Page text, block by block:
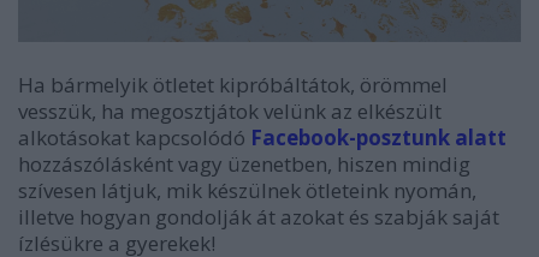
Ha bármelyik ötletet kipróbáltátok, örömmel
vesszük, ha megosztjátok velünk az elkészült
alkotásokat kapcsolódó Facebook-posztunk alatt
hozzászólásként vagy üzenetben, hiszen mindig
szívesen látjuk, mik készülnek ötleteink nyomán,
illetve hogyan gondolják át azokat és szabják saját
ízlésükre a gyerekek!